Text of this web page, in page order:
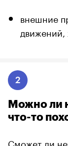
внешние
движений,
2
Можно ли
что-то
Сможет ли